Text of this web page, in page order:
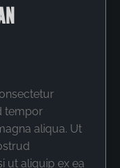
tempor
aliqua. Ut
ut aliquip ex ea